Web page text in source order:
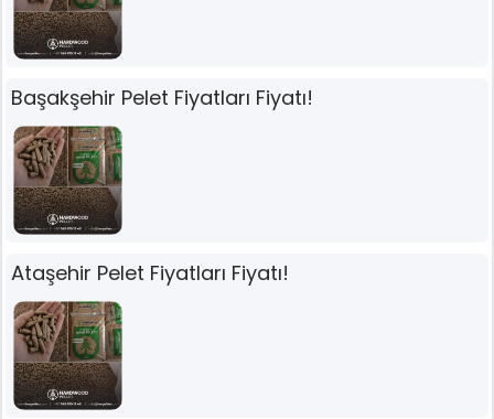
Başakşehir Pelet Fiyatları Fiyatı!
Ataşehir Pelet Fiyatları Fiyatı!